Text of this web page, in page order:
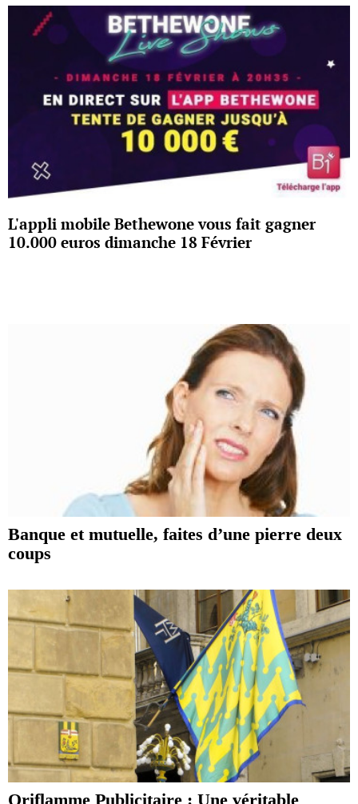
L'appli mobile Bethewone vous fait gagner
10.000 euros dimanche 18 Février
Banque et mutuelle, faites d’une pierre deux
coups
Oriflamme Publicitaire : Une véritable